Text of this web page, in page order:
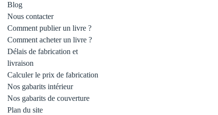
Blog
Nous contacter
Comment publier un livre ?
Comment acheter un livre ?
Délais de fabrication et
livraison
Calculer le prix de fabrication
Nos gabarits intérieur
Nos gabarits de couverture
Plan du site